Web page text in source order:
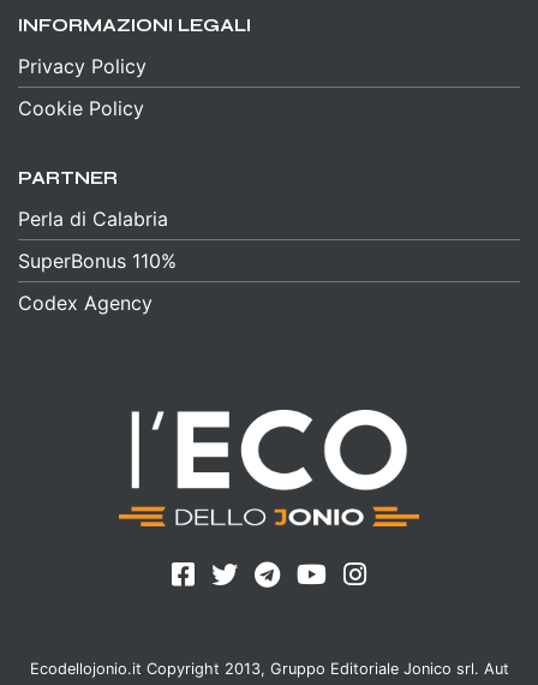
INFORMAZIONI LEGALI
Privacy Policy
Cookie Policy
PARTNER
Perla di Calabria
SuperBonus 110%
Codex Agency
Ecodellojonio.it Copyright 2013, Gruppo Editoriale Jonico srl. Aut